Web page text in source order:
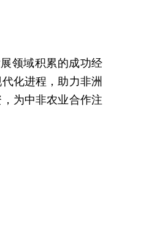
领域积累的成功经
化进程，助力非洲
为中非农业合作注